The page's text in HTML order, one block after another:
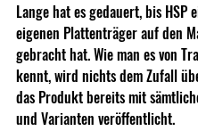
Lange hat es gedauert, bis HSP
eigenen Plattenträger auf den
gebracht hat. Wie man es von
kennt, wird nichts dem Zufall
das Produkt bereits mit
und Varianten veröffentlicht.